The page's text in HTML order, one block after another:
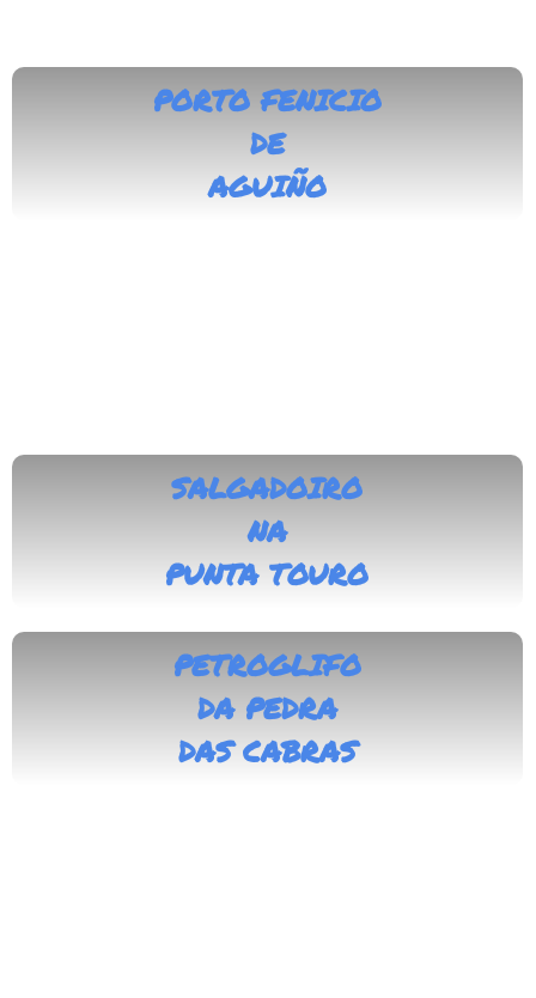
PORTO FENICIO
DE
AGUIÑO
SALGADOIRO
NA
PUNTA TOURO
PETROGLIFO
DA PEDRA
DAS CABRAS